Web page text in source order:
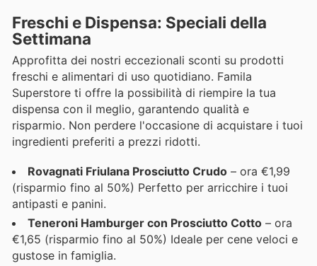
Freschi e Dispensa: Speciali della
Settimana
Approfitta dei nostri eccezionali sconti su prodotti
freschi e alimentari di uso quotidiano. Famila
Superstore ti offre la possibilità di riempire la tua
dispensa con il meglio, garantendo qualità e
risparmio. Non perdere l'occasione di acquistare i tuoi
ingredienti preferiti a prezzi ridotti.
Rovagnati Friulana Prosciutto Crudo – ora €1,99
(risparmio fino al 50%) Perfetto per arricchire i tuoi
antipasti e panini.
Teneroni Hamburger con Prosciutto Cotto – ora
€1,65 (risparmio fino al 50%) Ideale per cene veloci e
gustose in famiglia.